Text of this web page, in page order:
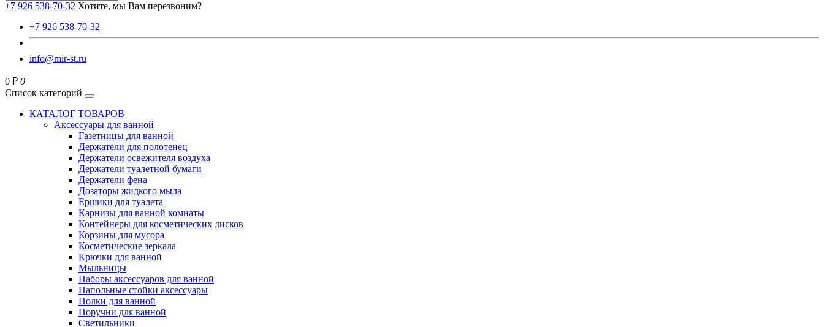
+7 926 538-70-32 Хотите, мы Вам перезвоним?
+7 926 538-70-32
info@mir-st.ru
0 ₽ 0
Список категорий
КАТАЛОГ ТОВАРОВ
Аксессуары для ванной
Газетницы для ванной
Держатели для полотенец
Держатели освежителя воздуха
Держатели туалетной бумаги
Держатели фена
Дозаторы жидкого мыла
Ершики для туалета
Карнизы для ванной комнаты
Контейнеры для косметических дисков
Корзины для мусора
Косметические зеркала
Крючки для ванной
Мыльницы
Наборы аксессуаров для ванной
Напольные стойки аксессуары
Полки для ванной
Поручни для ванной
Светильники